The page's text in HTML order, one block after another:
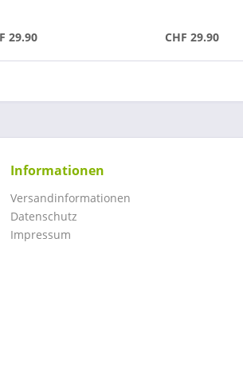
29.90 CHF 29.90
Informationen
Versandinformationen
Datenschutz
Impressum